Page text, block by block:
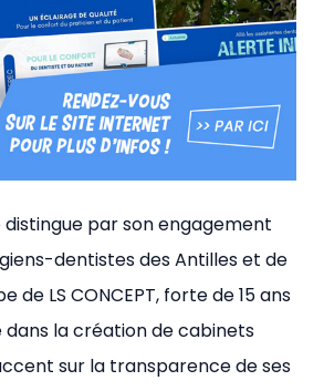
distingue par son engagement
dentistes des Antilles et de
de LS CONCEPT, forte de 15 ans
dans la création de cabinets
sur la transparence de ses